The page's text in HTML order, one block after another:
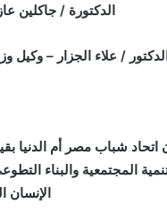
الدكتورة / جاكلين
الدكتور / علاء الجزار – وكيل
اتحاد شباب مصر أم
المجتمعية والبناء